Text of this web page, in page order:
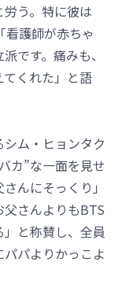
う。特に彼は
看護師が赤ちゃ
です。痛みも、
くれた」と語
ム・ヒョンタク
カ”な一面を見せ
んにそっくり」
さんよりもBTS
」と称賛し、全員
パよりかっこよ